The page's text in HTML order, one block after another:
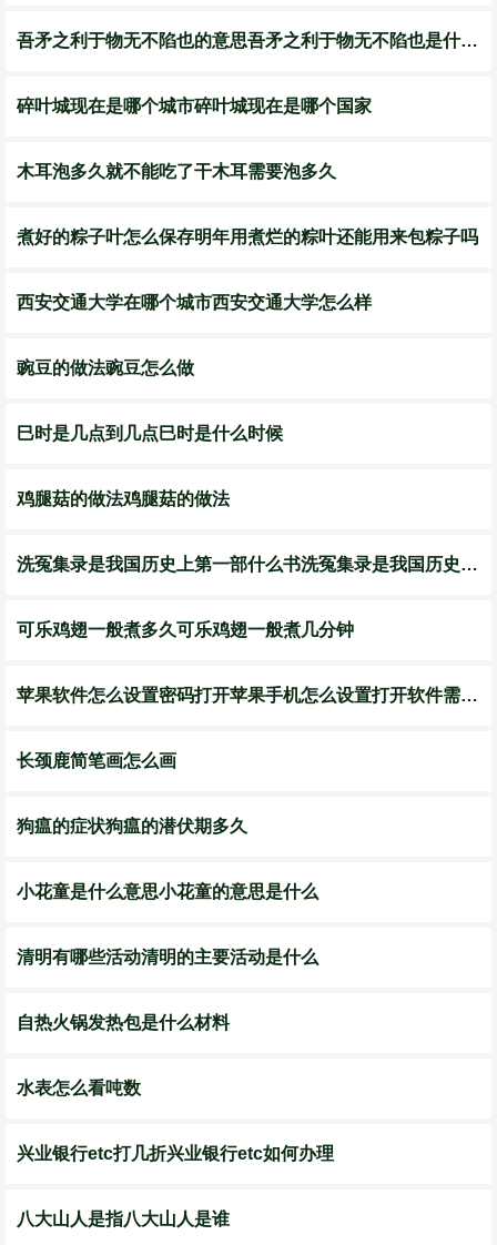
吾矛之利于物无不陷也的意思吾矛之利于物无不陷也是什么意思
碎叶城现在是哪个城市碎叶城现在是哪个国家
木耳泡多久就不能吃了干木耳需要泡多久
煮好的粽子叶怎么保存明年用煮烂的粽叶还能用来包粽子吗
西安交通大学在哪个城市西安交通大学怎么样
豌豆的做法豌豆怎么做
巳时是几点到几点巳时是什么时候
鸡腿菇的做法鸡腿菇的做法
洗冤集录是我国历史上第一部什么书洗冤集录是我国历史上第一部什么类型书
可乐鸡翅一般煮多久可乐鸡翅一般煮几分钟
苹果软件怎么设置密码打开苹果手机怎么设置打开软件需要密码
长颈鹿简笔画怎么画
狗瘟的症状狗瘟的潜伏期多久
小花童是什么意思小花童的意思是什么
清明有哪些活动清明的主要活动是什么
自热火锅发热包是什么材料
水表怎么看吨数
兴业银行etc打几折兴业银行etc如何办理
八大山人是指八大山人是谁